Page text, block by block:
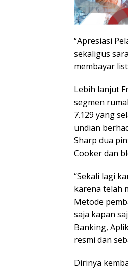
“Apresiasi
sekaligus
membayar
Lebih lanjut
segmen
7.129 yang
undian
Sharp dua
Cooker dan
“Sekali lagi
karena telah
Metode
saja kapan
Banking,
resmi dan
Dirinya